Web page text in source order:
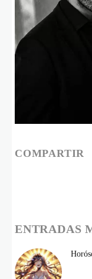
COMPARTIR
ENTRADAS